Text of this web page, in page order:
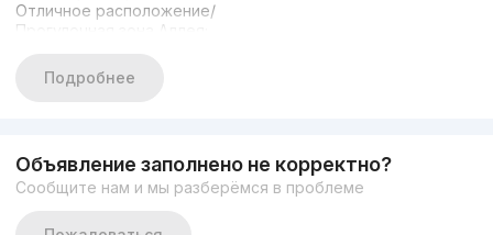
Отличное расположение/
Прогулочная зона Аллея;
ОБЩАЯ ПЛОЩАДЬ: 67м2
Состояние: Евро ремонт
+998903506888
+998993550555
Подробнее
Объявление заполнено не корректно?
Сообщите нам и мы разберёмся в проблеме